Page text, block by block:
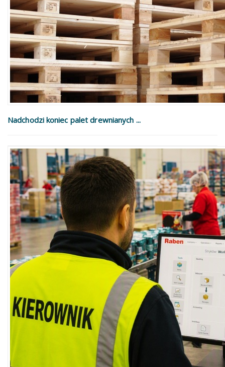
Nadchodzi koniec palet drewnianych ...